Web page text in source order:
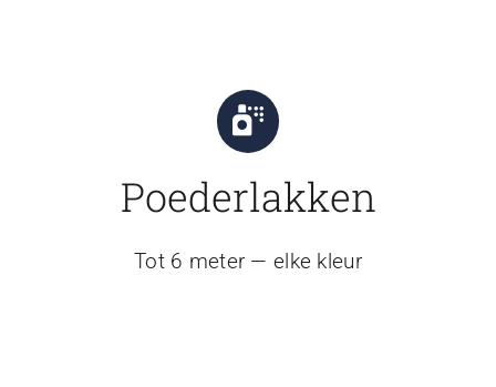
Poederlakken
Tot 6 meter — elke kleur